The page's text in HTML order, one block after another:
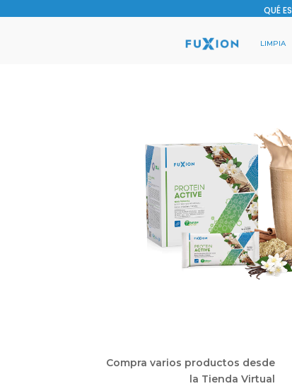
QUÉ
LIMPIA
Compra varios productos desde
la Tienda Virtual